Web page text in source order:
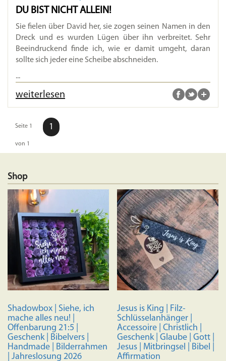
DU BIST NICHT ALLEIN!
Sie fielen über David her, sie zogen seinen Namen in den
Dreck und es wurden Lügen über ihn verbreitet. Sehr
Beeindruckend finde ich, wie er damit umgeht, daran
sollte sich jeder eine Scheibe abschneiden.
...
weiterlesen
Seite 1
von 1
1
Shop
Shadowbox | Siehe, ich
mache alles neu! |
Offenbarung 21:5 |
Geschenk | Bibelvers |
Handmade | Bilderrahmen
| Jahreslosung 2026
Jesus is King | Filz-
Schlüsselanhänger |
Accessoire | Christlich |
Geschenk | Glaube | Gott |
Jesus | Mitbringsel | Bibel |
Affirmation